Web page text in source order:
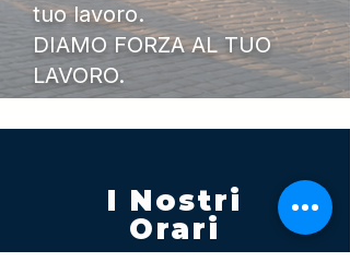
tuo lavoro.
DIAMO FORZA AL TUO
LAVORO.
I Nostri
Orari